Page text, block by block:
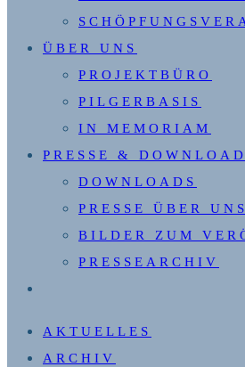
ÜBER UNS
PROJEKTBÜRO
PILGERBASIS
IN MEMORIAM
PRESSE & DOWNLOAD
DOWNLOADS
PRESSE ÜBER UNS
BILDER ZUM
PRESSEARCHIV
UMSCHALTEN
AKTUELLES
ARCHIV